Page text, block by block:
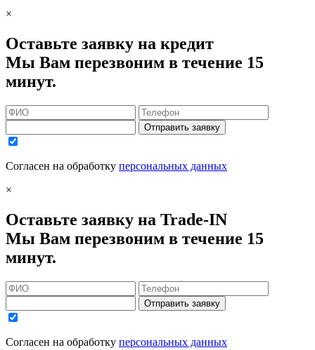
×
Оставьте заявку на кредит
Мы Вам перезвоним в течение 15
минут.
Отправить заявку
Согласен на обработку персональных данных
×
Оставьте заявку на Trade-IN
Мы Вам перезвоним в течение 15
минут.
Отправить заявку
Согласен на обработку персональных данных